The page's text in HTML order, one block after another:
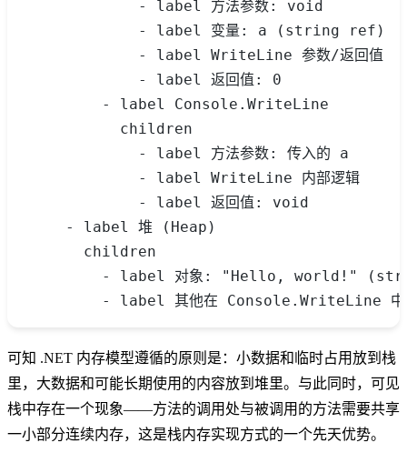
            - label 方法参数: void
            - label 变量: a (string ref)
            - label WriteLine 参数/返回值
            - label 返回值: 0
        - label Console.WriteLine
          children
            - label 方法参数: 传入的 a
            - label WriteLine 内部逻辑
            - label 返回值: void
    - label 堆 (Heap)
      children
- label 对象: "Hello, world!"
- label 其他在 Console.WriteLine 中
可知 .NET 内存模型遵循的原则是：小数据和临时占用放到栈
里，大数据和可能长期使用的内容放到堆里。与此同时，可见
栈中存在一个现象——方法的调用处与被调用的方法需要共享
一小部分连续内存，这是栈内存实现方式的一个先天优势。